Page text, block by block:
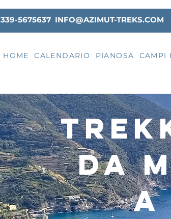
339-5675637 INFO@AZIMUT-TREKS.COM
HOME CALENDARIO PIANOSA CAMPI
da
a